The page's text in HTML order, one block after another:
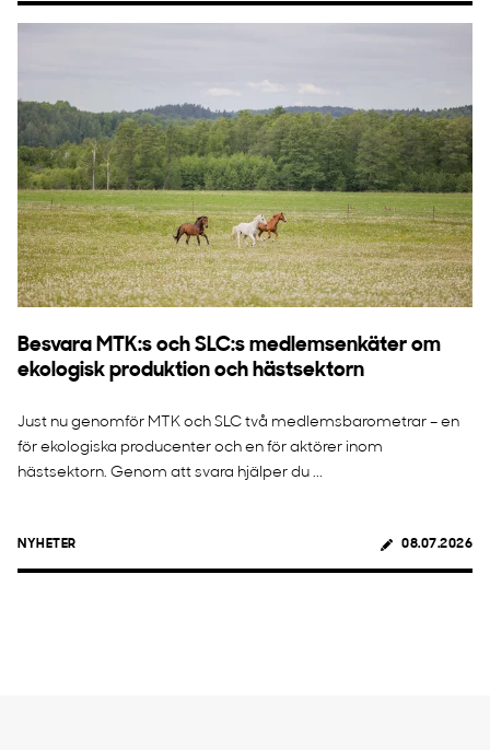
Besvara MTK:s och SLC:s medlemsenkäter om
ekologisk produktion och hästsektorn
Just nu genomför MTK och SLC två medlemsbarometrar – en
för ekologiska producenter och en för aktörer inom
hästsektorn. Genom att svara hjälper du ...
NYHETER 08.07.2026